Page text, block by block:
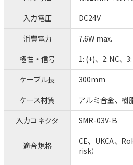
入力電圧
DC24V
消費電力
7.6W max.
極性・信号
1: (+)、2: NC、
ケーブル長
300mm
ケース材質
アルミ合金、樹
入力コネクタ
SMR-03V-B
適合規格
CE、UKCA、
risk）